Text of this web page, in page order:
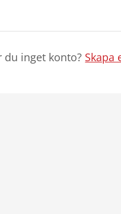
du inget konto? Skapa